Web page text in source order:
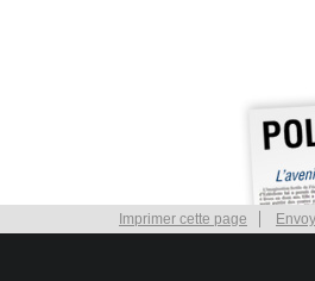
Imprimer cette page